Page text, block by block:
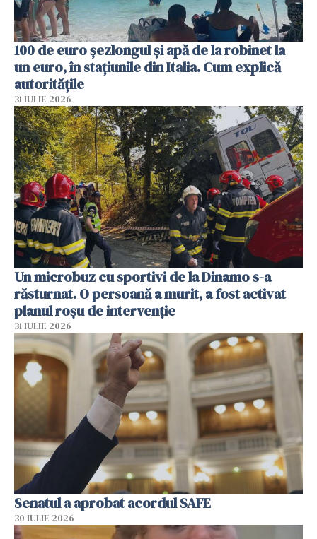
100 de euro șezlongul și apă de la robinet la
un euro, în stațiunile din Italia. Cum explică
autoritățile
31 IULIE 2026
Un microbuz cu sportivi de la Dinamo s-a
răsturnat. O persoană a murit, a fost activat
planul roșu de intervenție
31 IULIE 2026
Senatul a aprobat acordul SAFE
30 IULIE 2026